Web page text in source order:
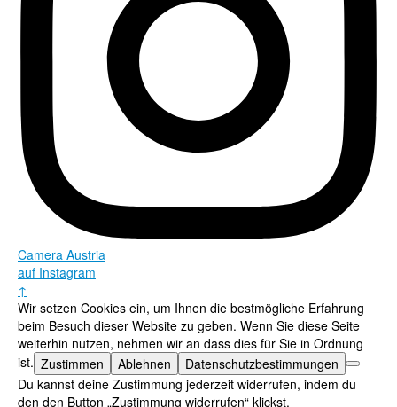
Camera Austria
auf Instagram
↑
Wir setzen Cookies ein, um Ihnen die bestmögliche Erfahrung
beim Besuch dieser Website zu geben. Wenn Sie diese Seite
weiterhin nutzen, nehmen wir an dass dies für Sie in Ordnung
ist. Zustimmen Ablehnen
Datenschutzbestimmungen
Du kannst deine Zustimmung jederzeit widerrufen, indem du
den den Button „Zustimmung widerrufen“ klickst.